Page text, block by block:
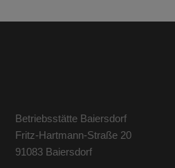
Betriebsstätte Baiersdorf
Fritz-Hartmann-Straße 20
91083 Baiersdorf